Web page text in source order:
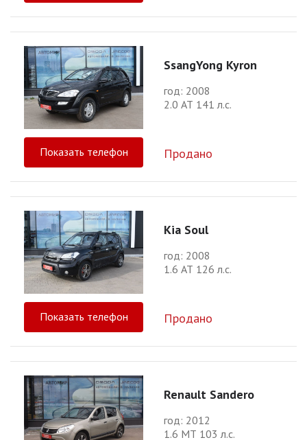
SsangYong Kyron
год: 2008
2.0 АТ 141 л.с.
Показать телефон Продано
Kia Soul
год: 2008
1.6 АТ 126 л.с.
Показать телефон Продано
Renault Sandero
год: 2012
1.6 МТ 103 л.с.